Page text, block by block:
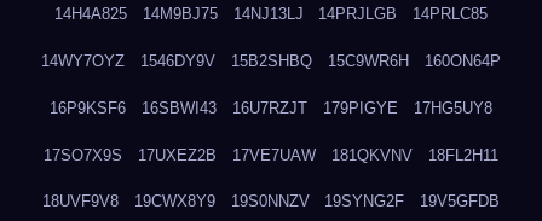
14H4A825 14M9BJ75 14NJ13LJ 14PRJLGB 14PRLC85
14WY7OYZ 1546DY9V 15B2SHBQ 15C9WR6H 160ON64P
16P9KSF6 16SBWI43 16U7RZJT 179PIGYE 17HG5UY8
17SO7X9S 17UXEZ2B 17VE7UAW 181QKVNV 18FL2H11
18UVF9V8 19CWX8Y9 19S0NNZV 19SYNG2F 19V5GFDB